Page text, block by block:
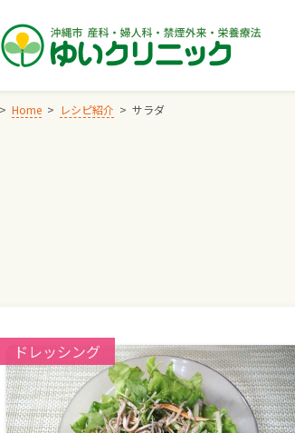
Home レシピ紹介 サラダ
Categories:
ドレッシング